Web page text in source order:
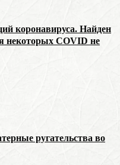
коронавируса. Найден
некоторых COVID не
ругательства во